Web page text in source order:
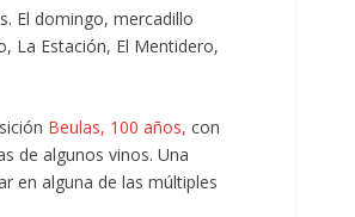
El domingo, mercadillo
La Estación, El Mentidero,
Beulas, 100 años,con
de algunos vinos. Una
en alguna de las múltiples